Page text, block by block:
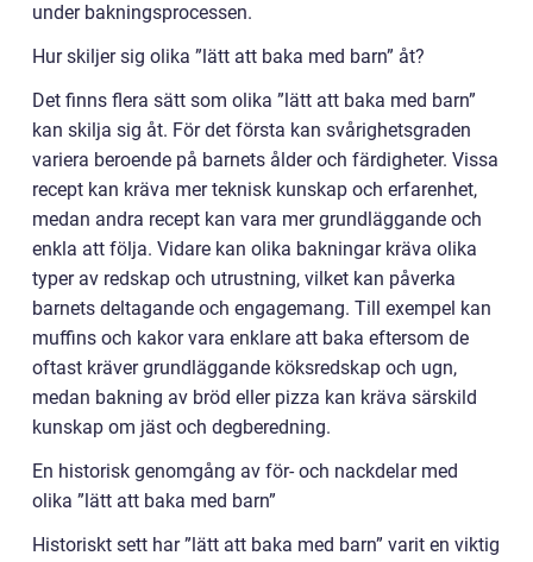
under bakningsprocessen.
Hur skiljer sig olika ”lätt att baka med barn” åt?
Det finns flera sätt som olika ”lätt att baka med barn”
kan skilja sig åt. För det första kan svårighetsgraden
variera beroende på barnets ålder och färdigheter. Vissa
recept kan kräva mer teknisk kunskap och erfarenhet,
medan andra recept kan vara mer grundläggande och
enkla att följa. Vidare kan olika bakningar kräva olika
typer av redskap och utrustning, vilket kan påverka
barnets deltagande och engagemang. Till exempel kan
muffins och kakor vara enklare att baka eftersom de
oftast kräver grundläggande köksredskap och ugn,
medan bakning av bröd eller pizza kan kräva särskild
kunskap om jäst och degberedning.
En historisk genomgång av för- och nackdelar med
olika ”lätt att baka med barn”
Historiskt sett har ”lätt att baka med barn” varit en viktig